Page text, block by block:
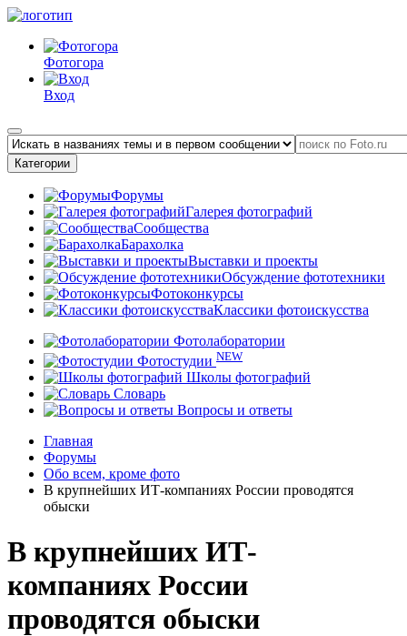
Фотогора
Вход
Категории
Форумы
Галерея фотографий
Сообщества
Барахолка
Выставки и проекты
Обсуждение фототехники
Фотоконкурсы
Классики фотоискусства
Фотолаборатории
Фотостудии NEW
Школы фотографий
Словарь
Вопросы и ответы
Главная
Форумы
Обо всем, кроме фото
В крупнейших ИТ-компаниях России проводятся
обыски
В крупнейших ИТ-
компаниях России
проводятся обыски